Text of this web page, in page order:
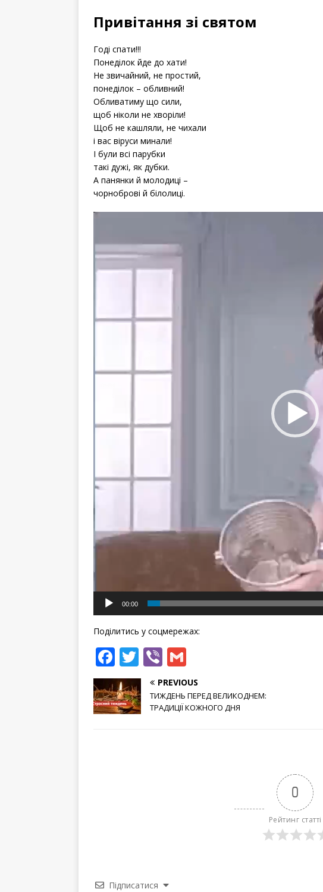
Привітання зі святом
Годі спати!!!
Понеділок йде до хати!
Не звичайний, не простий,
понеділок – обливний!
Обливатиму що сили,
щоб ніколи не хворіли!
Щоб не кашляли, не чихали
і вас віруси минали!
І були всі парубки
такі дужі, як дубки.
А панянки й молодиці –
чорноброві й білолиці.
00:00
Поділитись у соцмережах:
F
a
c
e
T
w
it
te
Vi
b
e
r
m
ai
l
PREVIOUS
ТИЖДЕНЬ ПЕРЕД ВЕЛИКОДНЕМ:
ТРАДИЦІЇ КОЖНОГО ДНЯ
0
Рейтинг статті
Підписатися